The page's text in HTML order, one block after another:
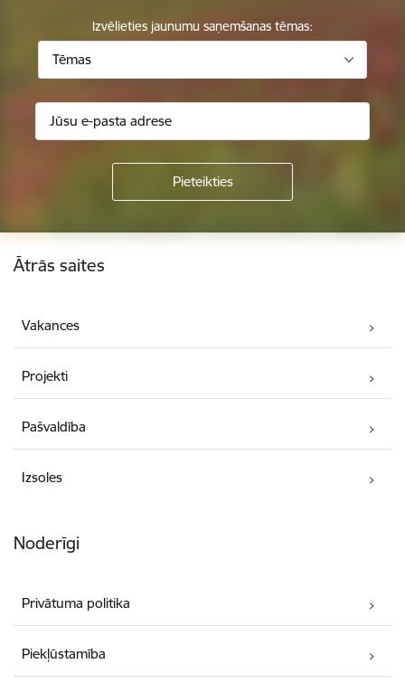
Izvēlieties jaunumu saņemšanas tēmas:
Tēmas
Kājene
Ātrās saites
Vakances
Projekti
Pašvaldība
Izsoles
Noderīgi
Privātuma politika
Piekļūstamība